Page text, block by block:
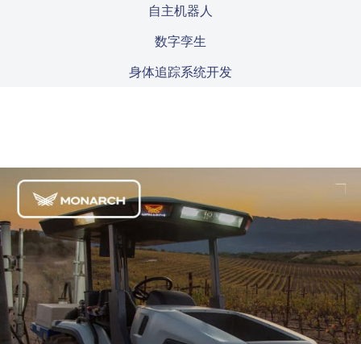
自主机器人
数字孪生
身体追踪系统开发